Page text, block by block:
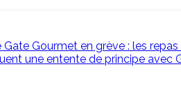
Gate Gourmet en grève : les
une entente de principe avec